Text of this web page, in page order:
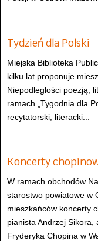
Tydzień dla Polski
Miejska Biblioteka
kilku lat proponuje
Niepodległości poezją,
ramach „Tygodnia dla
recytatorski, literacki...
Koncerty
W ramach obchodów
starostwo powiatowe w
mieszkańców koncerty
pianista Andrzej Sikora,
Fryderyka Chopina w